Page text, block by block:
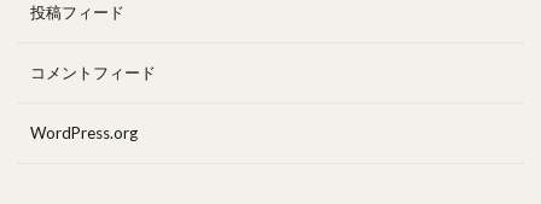
投稿フィード
コメントフィード
WordPress.org